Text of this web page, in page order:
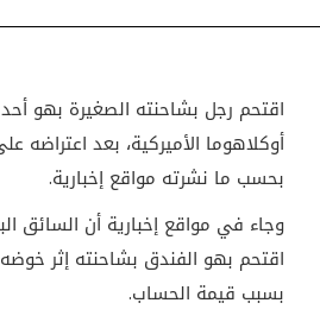
اقتحم رجل بشاحنته الصغيرة بهو
أوكلاهوما الأميركية، بعد اعتراضه
بحسب ما نشرته مواقع إخبارية.
اقتحم بهو الفندق بشاحنته إثر
بسبب قيمة الحساب.